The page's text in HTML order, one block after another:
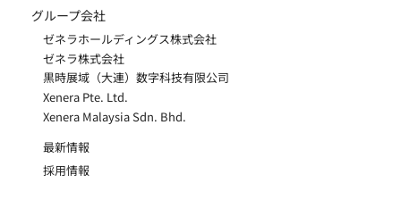
グループ会社
ゼネラホールディングス株式会社
ゼネラ株式会社
黒時展域（大連）数字科技有限公司
Xenera Pte. Ltd.
Xenera Malaysia Sdn. Bhd.
​最新情報
​採用情報